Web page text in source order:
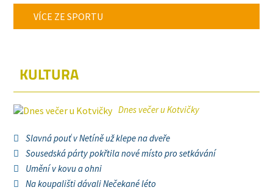
VÍCE ZE SPORTU
KULTURA
Dnes večer u Kotvičky
Slavná pouť v Netíně už klepe na dveře
Sousedská párty pokřtila nové místo pro setkávání
Umění v kovu a ohni
Na koupališti dávali Nečekané léto